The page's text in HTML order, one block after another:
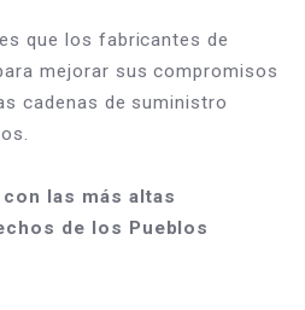
que los fabricantes de
mejorar sus compromisos
cadenas de suministro
las más altas
de los Pueblos